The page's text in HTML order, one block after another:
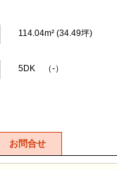
114.04m² (34.49坪)
5DK （-）
お問合せ